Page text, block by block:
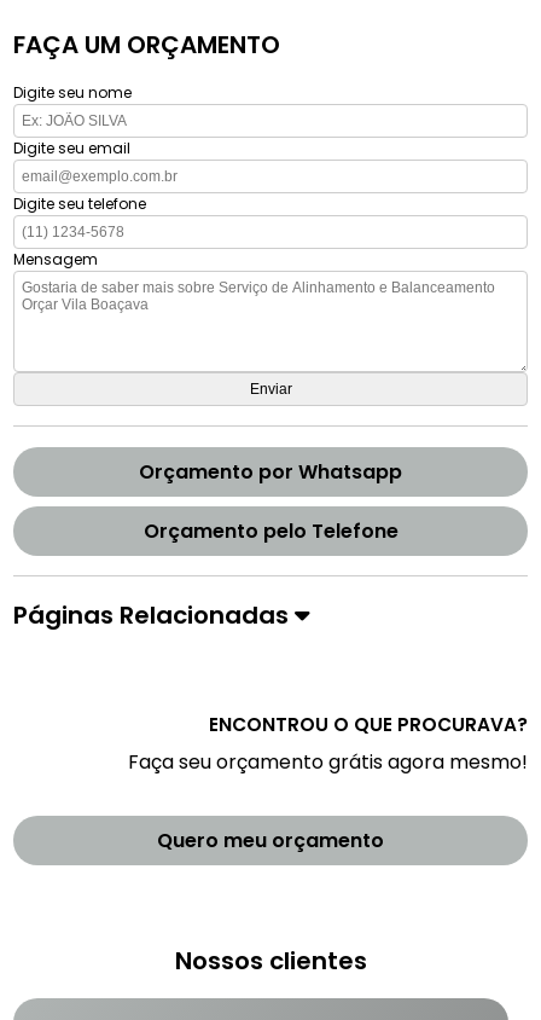
FAÇA UM ORÇAMENTO
Digite seu nome
Digite seu email
Digite seu telefone
Mensagem
Orçamento por Whatsapp
Orçamento pelo Telefone
Páginas Relacionadas
ENCONTROU O QUE PROCURAVA?
Faça seu orçamento grátis agora mesmo!
Quero meu orçamento
Nossos clientes